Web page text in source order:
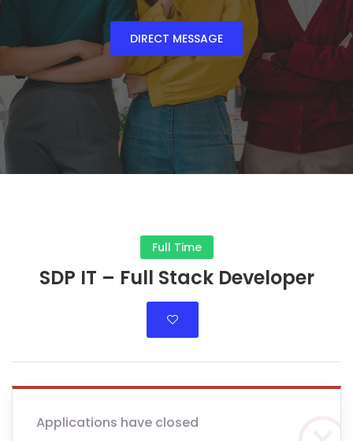
DIRECT MESSAGE
Full Time
SDP IT – Full Stack Developer
Applications have closed